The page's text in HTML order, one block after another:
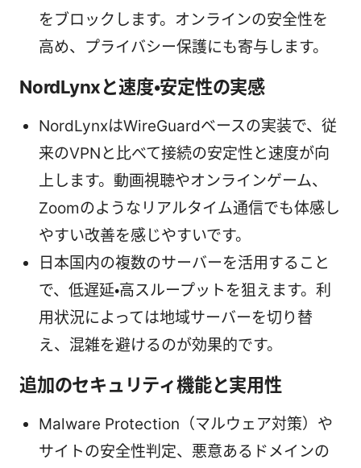
をブロックします。オンラインの安全性を
高め、プライバシー保護にも寄与します。
NordLynxと速度・安定性の実感
NordLynxはWireGuardベースの実装で、従
来のVPNと比べて接続の安定性と速度が向
上します。動画視聴やオンラインゲーム、
Zoomのようなリアルタイム通信でも体感し
やすい改善を感じやすいです。
日本国内の複数のサーバーを活用すること
で、低遅延・高スループットを狙えます。利
用状況によっては地域サーバーを切り替
え、混雑を避けるのが効果的です。
追加のセキュリティ機能と実用性
Malware Protection（マルウェア対策）や
サイトの安全性判定、悪意あるドメインの